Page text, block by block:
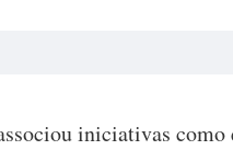
iniciativas como